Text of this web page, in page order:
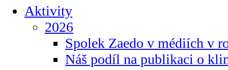
Aktivity
2026
Spolek Zaedo v médiích v
Náš podíl na publikaci o